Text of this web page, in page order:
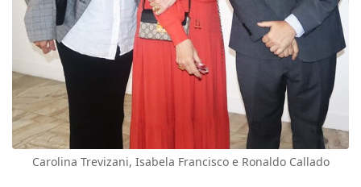
Carolina Trevizani, Isabela Francisco e Ronaldo Callado